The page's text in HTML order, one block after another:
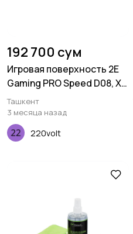
192 700 сум
Игровая поверхность 2E
Gaming PRO Speed D08, XL
(800x450x3мм),
многоцветный
Ташкент
3 месяца назад
220volt